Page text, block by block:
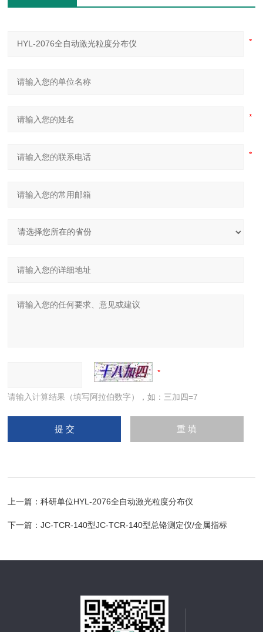
请输入计算结果（填写阿拉伯数字），如：三加四=7
上一篇：科研单位HYL-2076全自动激光粒度分布仪
下一篇：JC-TCR-140型JC-TCR-140型总铬测定仪/金属指标